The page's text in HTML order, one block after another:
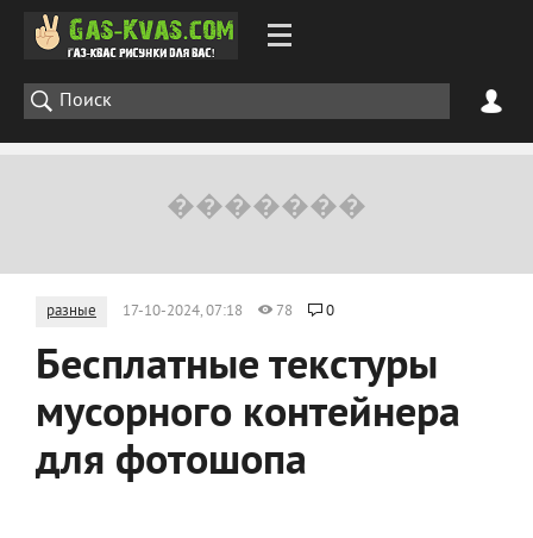
разные 17-10-2024, 07:18 78 0
Бесплатные текстуры
мусорного контейнера
для фотошопа